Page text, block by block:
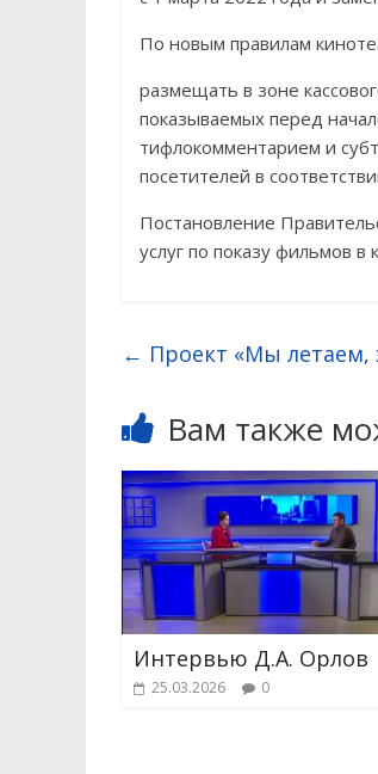
По новым правилам
размещать в зоне
показываемых перед
тифлокомментарием и
посетителей в
Постановление
услуг по показу фильмов в
← Проект «Мы
Вам также
Интервью Д.А. Орлов
25.03.2026 0